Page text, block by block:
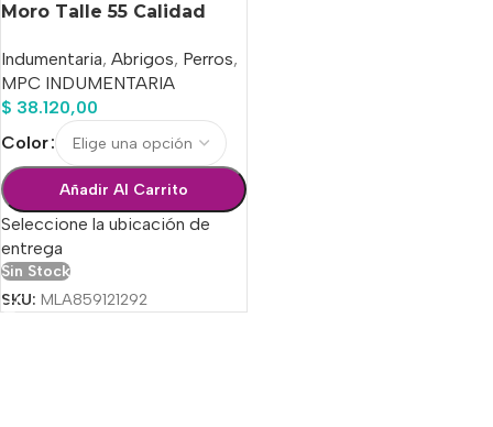
Moro Talle 55 Calidad
Indumentaria, Abrigos, Perros,
MPC INDUMENTARIA
$ 38.120,00
Color
Añadir Al Carrito
Seleccione la ubicación de
entrega
Sin Stock
SKU: MLA859121292